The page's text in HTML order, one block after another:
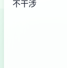
不干涉